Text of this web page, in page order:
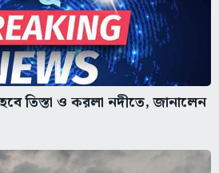
তিস্তা ও করলা নদীতে, জানালেন